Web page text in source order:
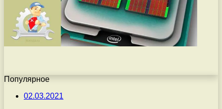
Популярное
02.03.2021